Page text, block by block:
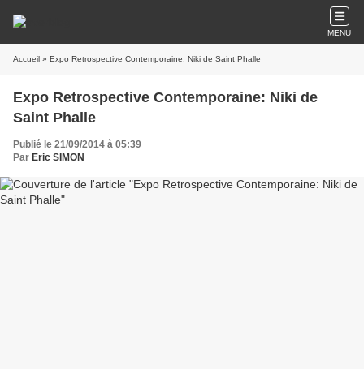
MENU
Accueil » Expo Retrospective Contemporaine: Niki de Saint Phalle
Expo Retrospective Contemporaine: Niki de
Saint Phalle
Publié le 21/09/2014 à 05:39
Par Eric SIMON